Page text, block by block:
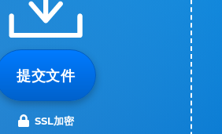
提交文件
SSL加密